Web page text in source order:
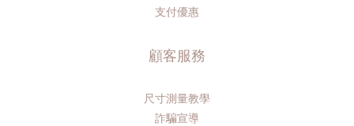
支付優惠
顧客服務
尺寸測量教學
詐騙宣導